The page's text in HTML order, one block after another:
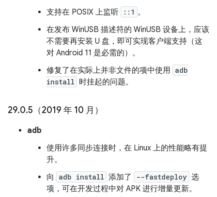
支持在 POSIX 上监听
::1 。
在发布 WinUSB 描述符的 WinUSB 设备上，应该
不需要再安装 U 盘，即可实现客户端支持（这
对 Android 11 是必需的）。
修复了在实际上并非文件的项中使用 adb
install 时挂起的问题。
29.0.5（2019 年 10 月）
adb
使用许多同步连接时，在 Linux 上的性能略有提
升。
向
adb install 添加了 --fastdeploy 选
项，可在开发过程中对 APK 进行增量更新。